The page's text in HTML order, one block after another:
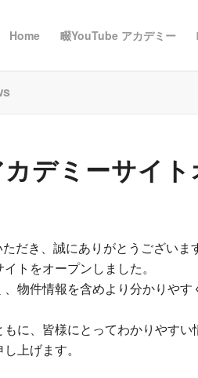
Home 畷YouTube アカデミー
デミーサイト
だき、誠にありがとうございま
トをオープンしました。
物件情報を含めより分かりや
に、皆様にとってわかりやす
上げます。